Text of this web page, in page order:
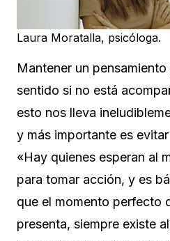
Laura Moratalla, psicóloga.
Mantener un
sentido si no está
esto nos lleva
y más importante es
«Hay quienes esperan al
para tomar acción, y es
que el momento perfecto
presenta, siempre existe